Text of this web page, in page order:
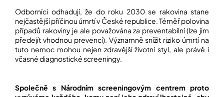
Odborníci odhadují, že do roku 2030 se rakovina stane
nejčastější příčinou úmrtí v České republice. Téměř polovina
případů rakoviny je ale považována za preventabilní (lze jim
předejít vhodnou prevencí). Významně snížit riziko úmrtí na
tuto nemoc mohou nejen zdravější životní styl, ale právě i
včasné diagnostické screeningy.
Společně s Národním screeningovým centrem proto